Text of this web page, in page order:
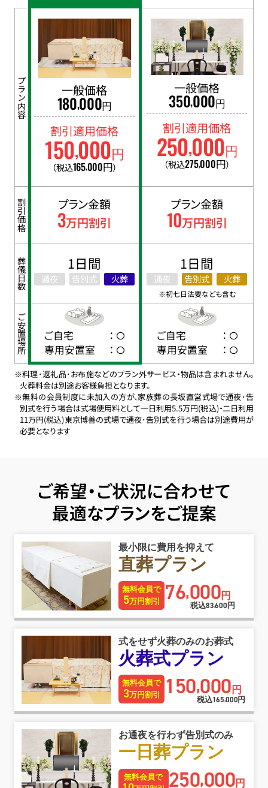
プラン内容
割引価格
葬儀日数
ご安置場所
一般価格
180,000円
割引適用価格
150,000円
（税込165,000円）
プラン金額
3万円割引
1日間
通夜 告別式 火葬
ご自宅
：
専用安置室
：
一般価格
350,000円
割引適用価格
250,000円
（税込275,000円）
プラン金額
10万円割引
1日間
通夜 告別式 火葬
※初七日法要なども含む
ご自宅
：
専用安置室
：
※料理･返礼品･お布施などのプラン外サービス・物品は含まれません。
火葬料金は別途お客様負担となります。
※無料の会員制度に未加入の方が、家族葬の長坂直営式場で通夜･告
別式を行う場合は式場使用料として一日利用5.5万円(税込)・二日利用
11万円(税込)東京博善の式場で通夜･告別式を行う場合は別途費用が
必要となります
ご希望・ご状況に合わせて
最適なプランをご提案
最小限に費用を抑えて
直葬プラン
無料会員で
5万円割引 76,000円
税込83,600 円
式をせず火葬のみのお葬式
火葬式プラン
無料会員で
3万円割引 150,000 円
税込165,000円
お通夜を行わず告別式のみ
一日葬プラン
無料会員で 250,000円